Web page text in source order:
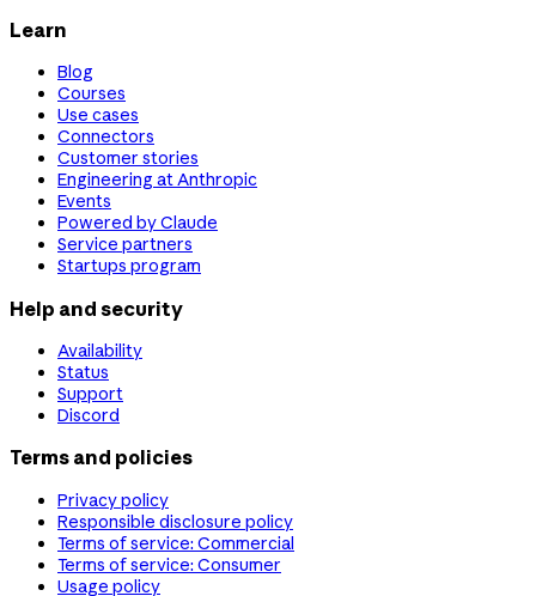
Learn
Blog
Courses
Use cases
Connectors
Customer stories
Engineering at Anthropic
Events
Powered by Claude
Service partners
Startups program
Help and security
Availability
Status
Support
Discord
Terms and policies
Privacy policy
Responsible disclosure policy
Terms of service: Commercial
Terms of service: Consumer
Usage policy